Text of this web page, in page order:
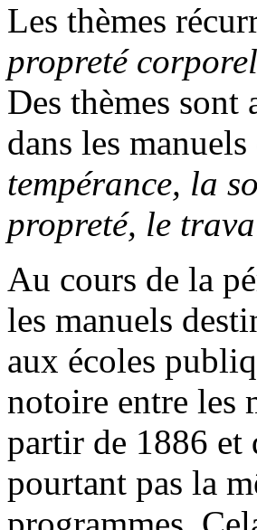
Les thèmes
propreté
Des thèmes sont
dans les
tempérance, la
propreté, le
Au cours de la
les manuels
aux écoles
notoire entre les
partir de 1886 et
pourtant pas la